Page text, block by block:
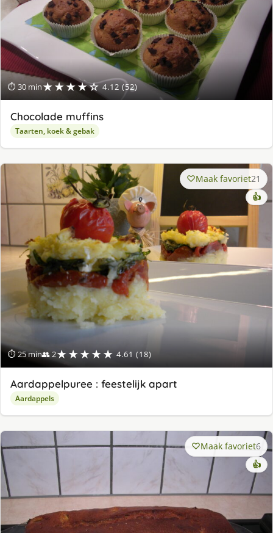
⏱ 30 min★★★★☆ 4.12 (52)
Chocolade muffins
Taarten, koek & gebak
⏱ 25 min👥 2★★★★★ 4.61 (18)
Maak favoriet21
👍
Aardappelpuree : feestelijk apart
Aardappels
Maak favoriet6
👍